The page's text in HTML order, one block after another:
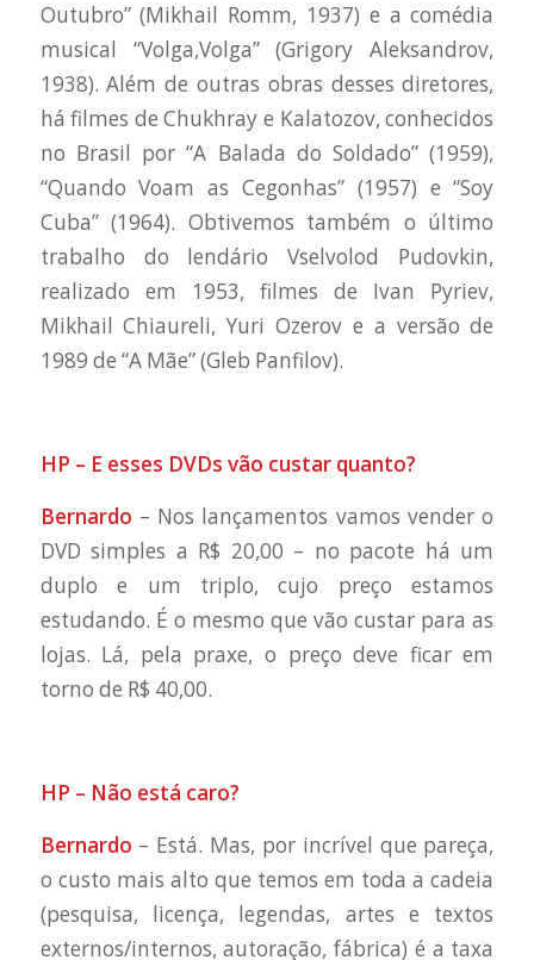
Outubro” (Mikhail Romm, 1937) e a comédia
musical “Volga,Volga” (Grigory Aleksandrov,
1938). Além de outras obras desses diretores,
há filmes de Chukhray e Kalatozov, conhecidos
no Brasil por “A Balada do Soldado” (1959),
“Quando Voam as Cegonhas” (1957) e “Soy
Cuba” (1964). Obtivemos também o último
trabalho do lendário Vselvolod Pudovkin,
realizado em 1953, filmes de Ivan Pyriev,
Mikhail Chiaureli, Yuri Ozerov e a versão de
1989 de “A Mãe” (Gleb Panfilov).
HP – E esses DVDs vão custar quanto?
Bernardo – Nos lançamentos vamos vender o
DVD simples a R$ 20,00 – no pacote há um
duplo e um triplo, cujo preço estamos
estudando. É o mesmo que vão custar para as
lojas. Lá, pela praxe, o preço deve ficar em
torno de R$ 40,00.
HP – Não está caro?
Bernardo – Está. Mas, por incrível que pareça,
o custo mais alto que temos em toda a cadeia
(pesquisa, licença, legendas, artes e textos
externos/internos, autoração, fábrica) é a taxa